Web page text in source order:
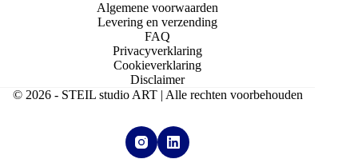
Algemene voorwaarden
Levering en verzending
FAQ
Privacyverklaring
Cookieverklaring
Disclaimer
© 2026 - STEIL studio ART | Alle rechten voorbehouden